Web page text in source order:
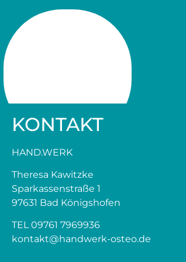
KONTAKT
HAND.WERK
Theresa Kawitzke
Sparkassenstraße 1
97631 Bad Königshofen
TEL 09761 7969936
kontakt@handwerk-osteo.de